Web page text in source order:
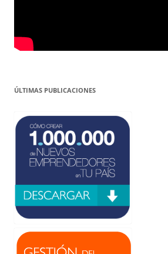
ÚLTIMAS PUBLICACIONES